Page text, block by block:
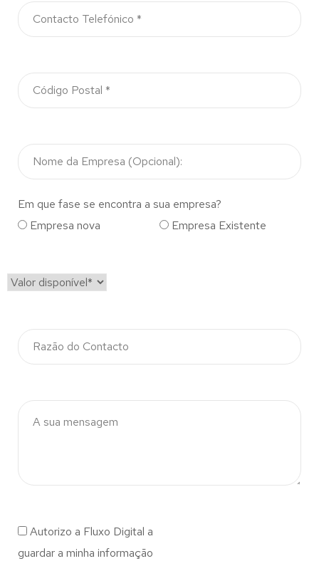
Em que fase se encontra a sua empresa?
Empresa nova
Empresa Existente
Autorizo a Fluxo Digital a
guardar a minha informação